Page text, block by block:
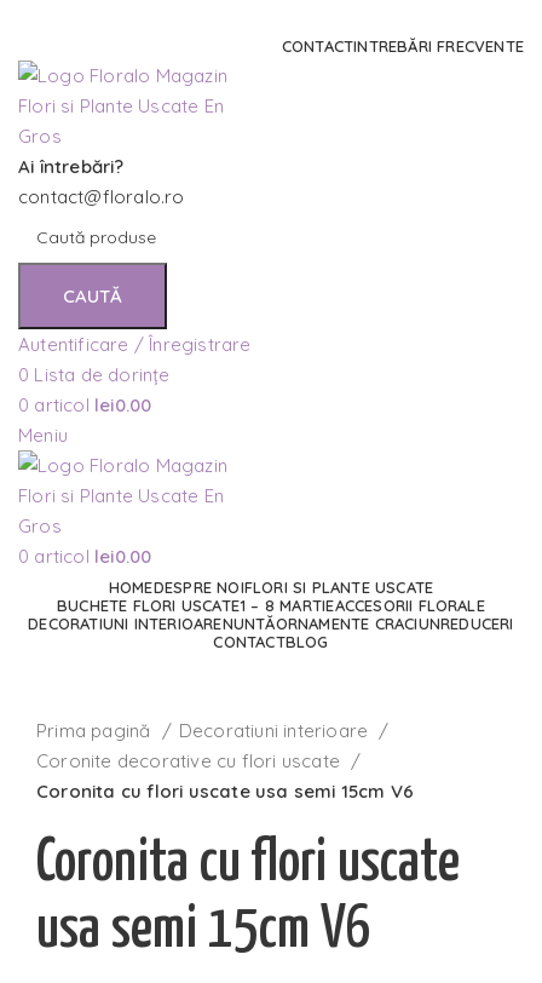
CONTACTINTREBĂRI FRECVENTE
Ai întrebări?
contact@floralo.ro
CAUTĂ
Autentificare / Înregistrare
0 Lista de dorințe
0 articol lei0.00
Meniu
0 articol lei0.00
HOMEDESPRE NOIFLORI SI PLANTE USCATE
BUCHETE FLORI USCATE1 – 8 MARTIEACCESORII FLORALE
DECORATIUNI INTERIOARENUNTĂORNAMENTE CRACIUNREDUCERI
CONTACTBLOG
Prima pagină
Decoratiuni interioare
Coronite decorative cu flori uscate
Coronita cu flori uscate usa semi 15cm V6
Coronita cu flori uscate
usa semi 15cm V6